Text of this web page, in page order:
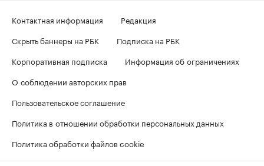
Контактная информация
Редакция
Скрыть баннеры на РБК
Подписка на РБК
Корпоративная подписка
Информация об ограничениях
О соблюдении авторских прав
Пользовательское соглашение
Политика в отношении обработки персональных данных
Политика обработки файлов cookie